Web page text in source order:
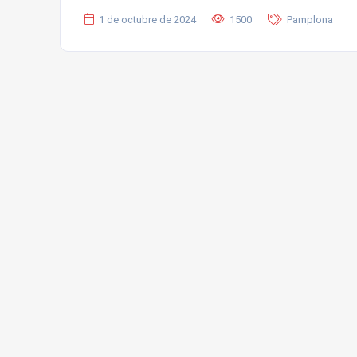
1 de octubre de 2024 1500 Pamplona